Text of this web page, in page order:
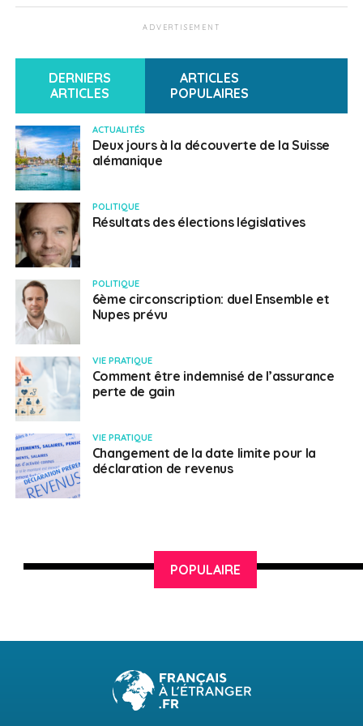
ADVERTISEMENT
DERNIERS
ARTICLES
ARTICLES
POPULAIRES
ACTUALITÉS
Deux jours à la découverte de la Suisse
alémanique
POLITIQUE
Résultats des élections législatives
POLITIQUE
6ème circonscription: duel Ensemble et
Nupes prévu
VIE PRATIQUE
Comment être indemnisé de l’assurance
perte de gain
VIE PRATIQUE
Changement de la date limite pour la
déclaration de revenus
POPULAIRE